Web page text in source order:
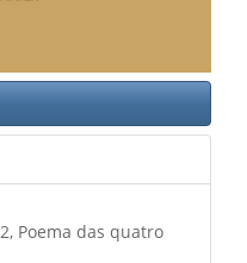
Poema das quatro